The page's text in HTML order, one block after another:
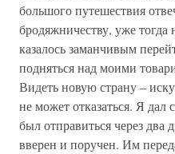
большого путешествия
бродяжничеству, уже
казалось заманчивым
подняться над моими
Видеть новую страну –
не может отказаться. Я
был отправиться через
вверен и поручен. Им